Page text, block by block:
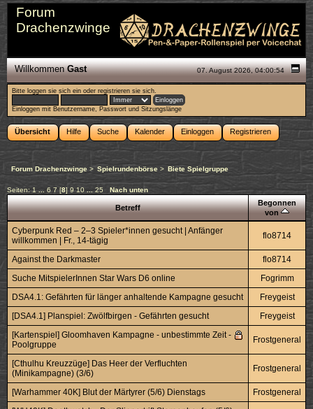
Forum
Drachenzwinge
07. August 2026, 04:00:54
WillkommenGast
Bitte loggen sie sich ein oderregistrieren sie sich.
Einloggen mit Benutzername, Passwort und Sitzungslänge
Übersicht Hilfe Suche Kalender Einloggen Registrieren
Forum Drachenzwinge > Spielrundenbörse> Biete Spielgruppe
Seiten:1 ... 6 7[8]9 10 25 Nach unten
Betreff
Begonnen
von
Cyberpunk Red – 2–3 Spieler*innen gesucht | Anfänger
willkommen | Fr., 14‑tägig
flo8714
Against the Darkmaster
flo8714
Suche MitspielerInnen Star Wars D6 online
Fogrimm
DSA4.1: Gefährten für länger anhaltende Kampagne gesucht
Freygeist
[DSA4.1] Planspiel: Zwölfbirgen - Gefährten gesucht
Freygeist
[Kartenspiel] Gloomhaven Kampagne - unbestimmte Zeit -
Poolgruppe
Frostgeneral
[Cthulhu Kreuzzüge] Das Heer der Verfluchten
(Minikampagne) (3/6)
Frostgeneral
[Warhammer 40K] Blut der Märtyrer (5/6) Dienstags
Frostgeneral